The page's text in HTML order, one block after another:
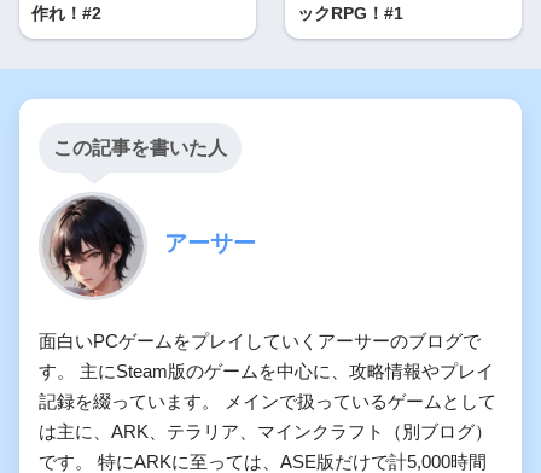
作れ！#2
ックRPG！#1
この記事を書いた人
アーサー
面白いPCゲームをプレイしていくアーサーのブログで
す。 主にSteam版のゲームを中心に、攻略情報やプレイ
記録を綴っています。 メインで扱っているゲームとして
は主に、ARK、テラリア、マインクラフト（別ブログ）
です。 特にARKに至っては、ASE版だけで計5,000時間